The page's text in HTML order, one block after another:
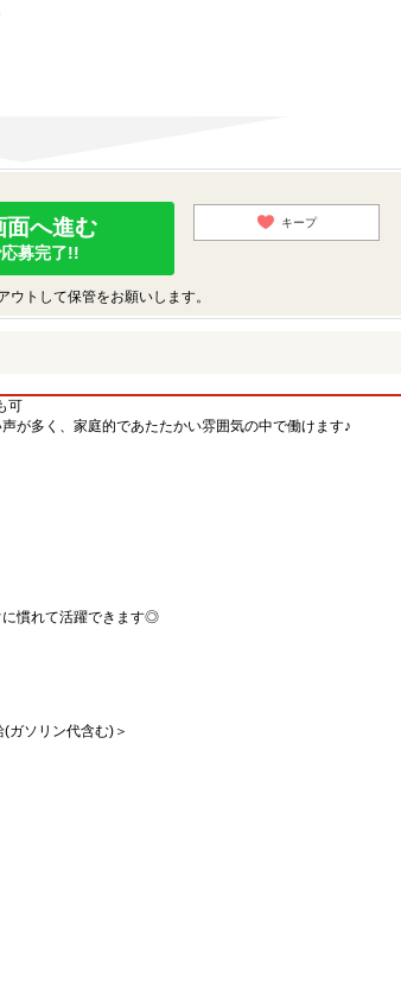
面へ進む
募完了!!
キープ
トして保管をお願いします。
可
が多く、家庭的であたたかい雰囲気の中で働けます♪
に慣れて活躍できます◎
ソリン代含む)＞